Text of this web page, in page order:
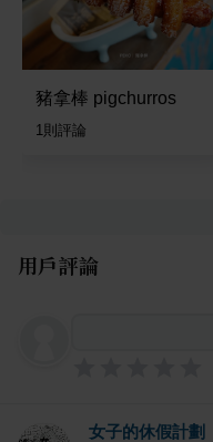
豬拿棒 pigchurros
1則評論
用戶評論
女子的休假計劃